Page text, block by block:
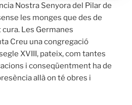
Nostra Senyora del Pilar de
les monges que des de
cura. Les Germanes
Creu una congregació
XVIII, pateix, com tantes
i conseqüentment ha de
allà on té obres i